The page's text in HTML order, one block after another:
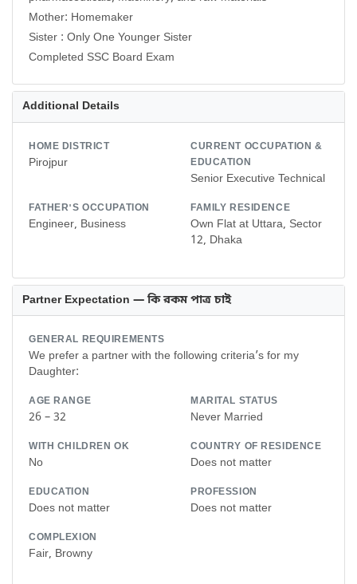
Mother: Homemaker
Sister : Only One Younger Sister
Additional Details
HOME DISTRICT
Pirojpur
CURRENT OCCUPATION &
EDUCATION
Senior Executive Technical
FATHER'S OCCUPATION
Engineer, Business
FAMILY RESIDENCE
Own Flat at Uttara, Sector
12, Dhaka
Partner Expectation — কি রকম পাত্র চাই
GENERAL REQUIREMENTS
We prefer a partner with the following criteria’s for my
Daughter:
AGE RANGE
26 – 32
MARITAL STATUS
Never Married
WITH CHILDREN OK
No
COUNTRY OF RESIDENCE
Does not matter
EDUCATION
Does not matter
PROFESSION
Does not matter
COMPLEXION
Fair, Browny